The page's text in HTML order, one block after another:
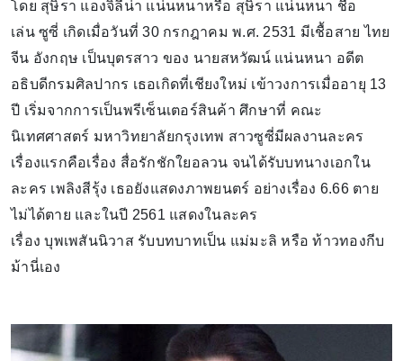
โดย สุษิรา แองจิลีน่า แน่นหนาหรือ สุษิรา แน่นหนา ชื่อ
เล่น ซูซี่ เกิดเมื่อวันที่ 30 กรกฎาคม พ.ศ. 2531 มีเชื้อสาย ไทย
จีน อังกฤษ เป็นบุตรสาว ของ นายสหวัฒน์ แน่นหนา อดีต
อธิบดีกรมศิลปากร เธอเกิดที่เชียงใหม่ เข้าวงการเมื่ออายุ 13
ปี เริ่มจากการเป็นพรีเซ็นเตอร์สินค้า ศึกษาที่ คณะ
นิเทศศาสตร์ มหาวิทยาลัยกรุงเทพ สาวซูซี่มีผลงานละคร
เรื่องแรกคือเรื่อง สื่อรักชักใยอลวน จนได้รับบทนางเอกใน
ละคร เพลิงสีรุ้ง เธอยังแสดงภาพยนตร์ อย่างเรื่อง 6.66 ตาย
ไม่ได้ตาย และในปี 2561 แสดงในละคร
เรื่อง บุพเพสันนิวาส รับบทบาทเป็น แม่มะลิ หรือ ท้าวทองกีบ
ม้านี่เอง